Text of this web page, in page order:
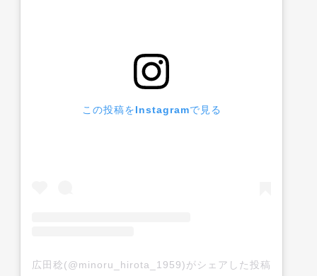
この投稿をInstagramで見る
広田稔(@minoru_hirota_1959)がシェアした投稿